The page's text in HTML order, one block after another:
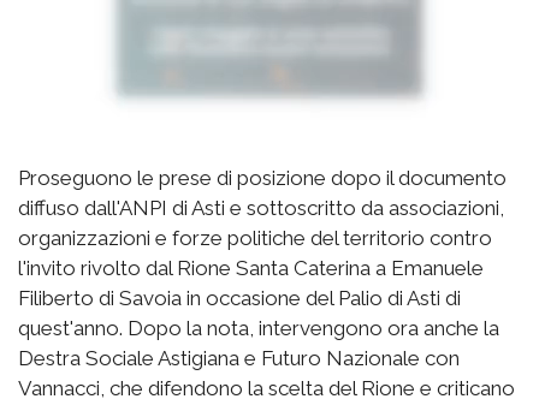
Proseguono le prese di posizione dopo il documento
diffuso dall'ANPI di Asti e sottoscritto da associazioni,
organizzazioni e forze politiche del territorio contro
l'invito rivolto dal Rione Santa Caterina a Emanuele
Filiberto di Savoia in occasione del Palio di Asti di
quest'anno. Dopo la nota, intervengono ora anche la
Destra Sociale Astigiana e Futuro Nazionale con
Vannacci, che difendono la scelta del Rione e criticano